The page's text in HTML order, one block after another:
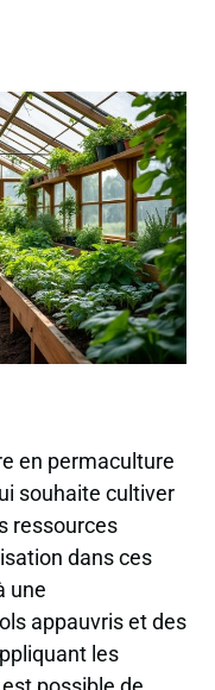
en permaculture
souhaite cultiver
ressources
dans ces
une
appauvris et des
les